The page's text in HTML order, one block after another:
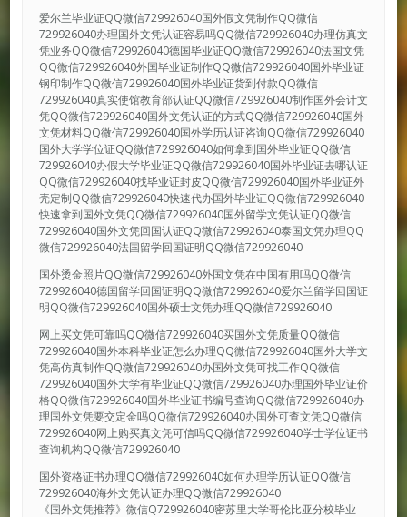
爱尔兰毕业证QQ微信729926040国外假文凭制作QQ微信
729926040办理国外文凭认证容易吗QQ微信729926040办理仿真文
凭业务QQ微信729926040德国毕业证QQ微信729926040法国文凭
QQ微信729926040外国毕业证制作QQ微信729926040国外毕业证
钢印制作QQ微信729926040国外毕业证货到付款QQ微信
729926040真实使馆教育部认证QQ微信729926040制作国外会计文
凭QQ微信729926040国外文凭认证的方式QQ微信729926040国外
文凭材料QQ微信729926040国外学历认证咨询QQ微信729926040
国外大学学位证QQ微信729926040如何拿到国外毕业证QQ微信
729926040办假大学毕业证QQ微信729926040国外毕业证去哪认证
QQ微信729926040找毕业证封皮QQ微信729926040国外毕业证外
壳定制QQ微信729926040快速代办国外毕业证QQ微信729926040
快速拿到国外文凭QQ微信729926040国外留学文凭认证QQ微信
729926040国外文凭回国认证QQ微信729926040泰国文凭办理QQ
微信729926040法国留学回国证明QQ微信729926040
国外烫金照片QQ微信729926040外国文凭在中国有用吗QQ微信
729926040德国留学回国证明QQ微信729926040爱尔兰留学回国证
明QQ微信729926040国外硕士文凭办理QQ微信729926040
网上买文凭可靠吗QQ微信729926040买国外文凭质量QQ微信
729926040国外本科毕业证怎么办理QQ微信729926040国外大学文
凭高仿真制作QQ微信729926040办国外文凭可找工作QQ微信
729926040国外大学有毕业证QQ微信729926040办理国外毕业证价
格QQ微信729926040国外毕业证书编号查询QQ微信729926040办
理国外文凭要交定金吗QQ微信729926040办国外可查文凭QQ微信
729926040网上购买真文凭可信吗QQ微信729926040学士学位证书
查询机构QQ微信729926040
国外资格证书办理QQ微信729926040如何办理学历认证QQ微信
729926040海外文凭认证办理QQ微信729926040
《国外文凭推荐》微信Q729926040密苏里大学哥伦比亚分校毕业